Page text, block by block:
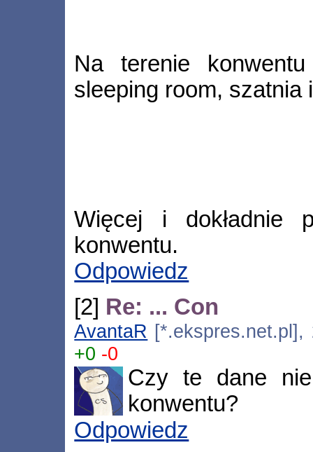
Na terenie
sleeping room,
Więcej i dokładnie
konwentu.
Odpowiedz
[2] Re: ... Con
AvantaR [*.ekspres.net.pl],
+0 -0
Czy te dane
konwentu?
Odpowiedz